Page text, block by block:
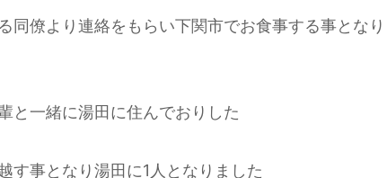
同僚より連絡をもらい下関市でお食事する事となり
と一緒に湯田に住んでおりした
す事となり湯田に1人となりました